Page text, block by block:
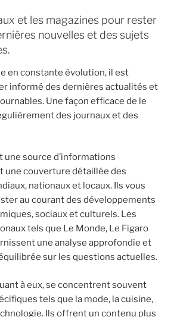
et les magazines pour rester
nouvelles et des sujets
en constante évolution, il est
informé des dernières actualités et
Une façon efficace de le
des journaux et des
une source d’informations
une couverture détaillée des
nationaux et locaux. Ils vous
au courant des développements
sociaux et culturels. Les
tels que Le Monde, Le Figaro
une analyse approfondie et
sur les questions actuelles.
à eux, se concentrent souvent
tels que la mode, la cuisine,
Ils offrent un contenu plus